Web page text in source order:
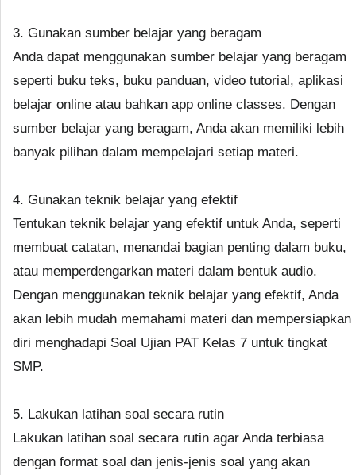
3. Gunakan sumber belajar yang beragam
Anda dapat menggunakan sumber belajar yang beragam
seperti buku teks, buku panduan, video tutorial, aplikasi
belajar online atau bahkan app online classes. Dengan
sumber belajar yang beragam, Anda akan memiliki lebih
banyak pilihan dalam mempelajari setiap materi.
4. Gunakan teknik belajar yang efektif
Tentukan teknik belajar yang efektif untuk Anda, seperti
membuat catatan, menandai bagian penting dalam buku,
atau memperdengarkan materi dalam bentuk audio.
Dengan menggunakan teknik belajar yang efektif, Anda
akan lebih mudah memahami materi dan mempersiapkan
diri menghadapi Soal Ujian PAT Kelas 7 untuk tingkat
SMP.
5. Lakukan latihan soal secara rutin
Lakukan latihan soal secara rutin agar Anda terbiasa
dengan format soal dan jenis-jenis soal yang akan